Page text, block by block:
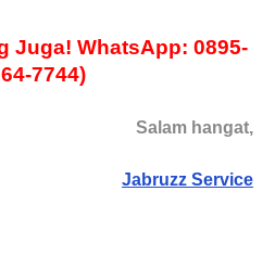
Juga! WhatsApp: 0895-
7744)
Salam hangat,
Jabruzz Service